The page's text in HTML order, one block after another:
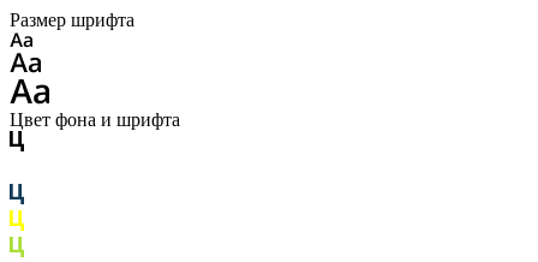
Размер шрифта
Цвет фона и шрифта